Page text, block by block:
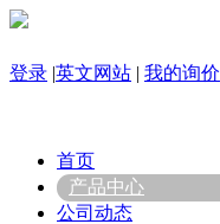
登录 |英文网站 | 我的询价
首页
产品中心
公司动态